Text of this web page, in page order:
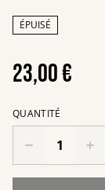
ÉPUISÉ
23,00 €
QUANTITÉ